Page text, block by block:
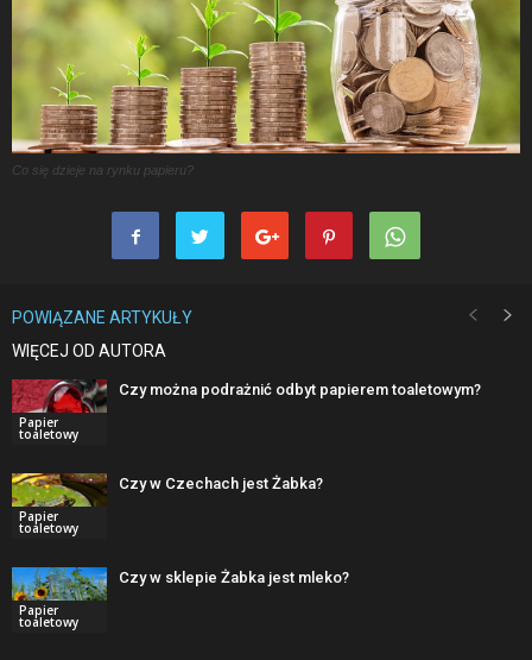
Co się dzieje na rynku papieru?
POWIĄZANE ARTYKUŁY
WIĘCEJ OD AUTORA
Papier
toaletowy
Czy można podrażnić odbyt papierem toaletowym?
Papier
toaletowy
Czy w Czechach jest Żabka?
Papier
toaletowy
Czy w sklepie Żabka jest mleko?